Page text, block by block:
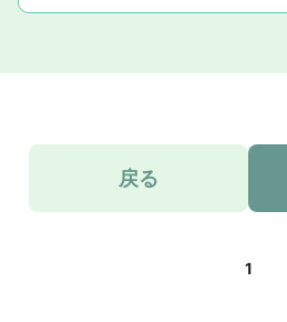
戻る
1